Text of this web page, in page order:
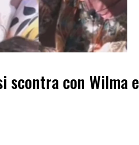
scontra con Wilma e